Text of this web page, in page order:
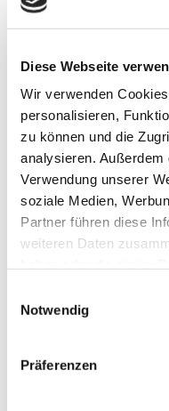
Diese Webseite
Wir verwenden
personalisieren,
zu können und die
analysieren.
Verwendung unserer
soziale Medien,
Partner führen diese
weiteren Daten
Notwendig
Präferenzen
Haus der
November 2018
neuerdings
auf die Straße: